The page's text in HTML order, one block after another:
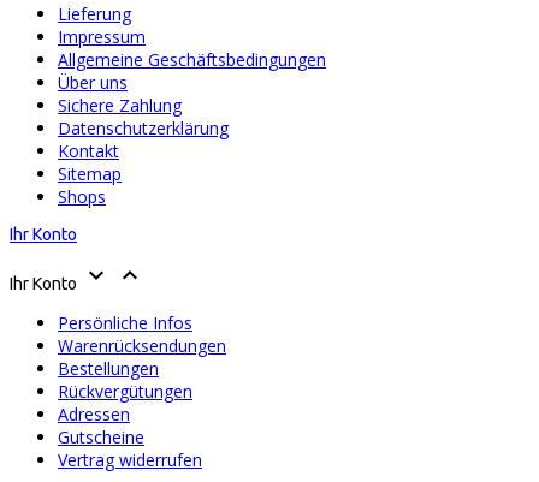
Lieferung
Impressum
Allgemeine Geschäftsbedingungen
Über uns
Sichere Zahlung
Datenschutzerklärung
Kontakt
Sitemap
Shops
Ihr Konto
Ihr Konto  
Persönliche Infos
Warenrücksendungen
Bestellungen
Rückvergütungen
Adressen
Gutscheine
Vertrag widerrufen